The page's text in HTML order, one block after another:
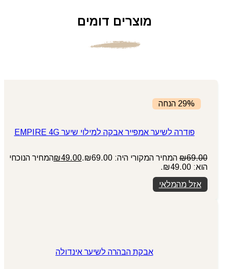
מוצרים דומים
29% הנחה
פודרה לשיער אמפייר אבקה למילוי שיער EMPIRE 4G
₪69.00 המחיר המקורי היה: ₪69.00. ₪49.00
המחיר הנוכחי
הוא: ₪49.00.
אזל מהמלאי
אבקת הבהרה לשיער אינדולה